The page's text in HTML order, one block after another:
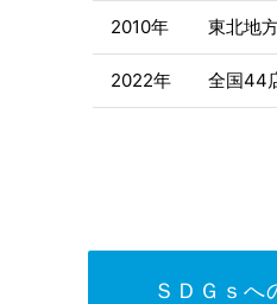
2010年 東北地
2022年 全国44
ＳＤＧｓへ